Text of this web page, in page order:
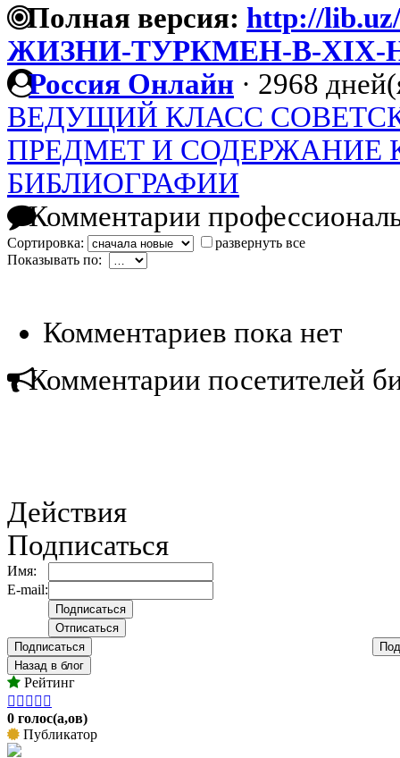
Полная версия: http://
ЖИЗНИ-ТУРКМЕН-В-XIX-
Россия Онлайн · 2968
ВЕДУЩИЙ КЛАСС
ПРЕДМЕТ И СОДЕРЖАНИЕ
БИБЛИОГРАФИИ
Комментарии
Сортировка:
развернуть все
Показывать по:
Комментариев пока нет
Комментарии посетителей
Действия
Подписаться
Имя:
E-mail:
Подписаться
Назад в блог
Рейтинг
    
0 голос(а,ов)
Публикатор